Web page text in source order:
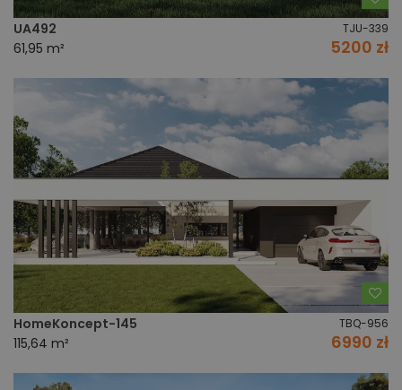
UA492 TJU-339
61,95 m² 5200 zł
HomeKoncept-145 TBQ-956
115,64 m² 6990 zł